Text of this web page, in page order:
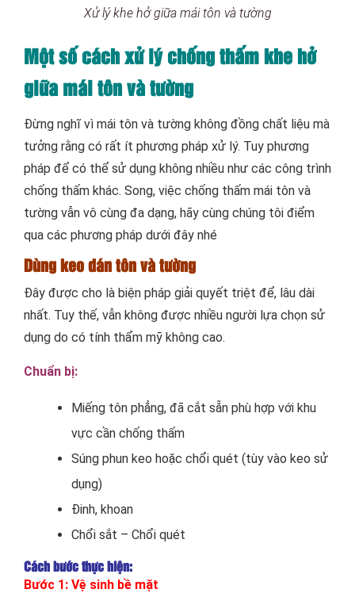
Xử lý khe hở giữa mái tôn và tường
Một số cách xử lý chống thấm khe hở
giữa mái tôn và tường
Đừng nghĩ vì mái tôn và tường không đồng chất liệu mà
tưởng rằng có rất ít phương pháp xử lý. Tuy phương
pháp để có thể sử dụng không nhiều như các công trình
chống thấm khác. Song, việc chống thấm mái tôn và
tường vẫn vô cùng đa dạng, hãy cùng chúng tôi điểm
qua các phương pháp dưới đây nhé
Dùng keo dán tôn và tường
Đây được cho là biện pháp giải quyết triệt để, lâu dài
nhất. Tuy thế, vẫn không được nhiều người lựa chọn sử
dụng do có tính thẩm mỹ không cao.
Chuẩn bị:
Miếng tôn phẳng, đã cắt sẵn phù hợp với khu
vực cần chống thấm
Súng phun keo hoặc chổi quét (tùy vào keo sử
dụng)
Đinh, khoan
Chổi sắt – Chổi quét
Cách bước thực hiện:
Bước 1: Vệ sinh bề mặt